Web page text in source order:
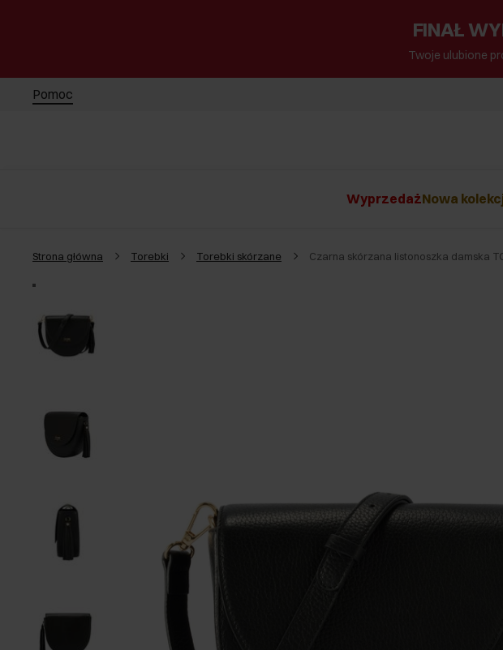
FINAŁ
Twoje ulubione
Pomoc
WyprzedażNowa
Strona główna Torebki Torebki skórzane Czarna skórzana listonoszka damska